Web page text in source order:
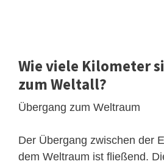
Wie viele Kilometer
zum Weltall?
Übergang zum Weltraum
Der Übergang zwischen der
dem Weltraum ist fließend.